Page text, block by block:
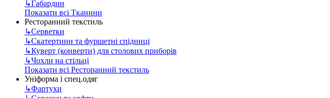
↳Габардин
Показати всі Тканини
Ресторанний текстиль
↳Серветки
↳Скатертини та фуршетні спідниці
↳Куверт (конверти) для столових приборів
↳Чохли на стільці
Показати всі Ресторанний текстиль
Уніформа і спец.одяг
↳Фартухи